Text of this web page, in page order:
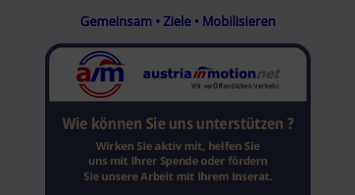
Gemeinsam • Ziele • Mobilisieren